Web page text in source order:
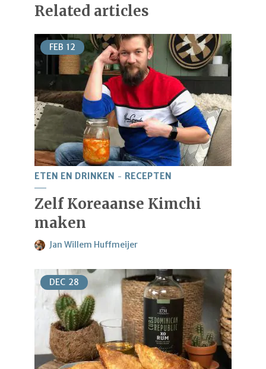
Related articles
FEB 12
ETEN EN DRINKEN RECEPTEN
Zelf Koreaanse Kimchi
maken
Jan Willem Huffmeijer
DEC 28